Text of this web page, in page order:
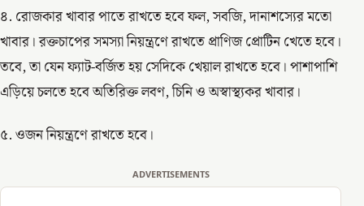
৪. রোজকার খাবার পাতে রাখতে হবে ফল, সবজি, দানাশস্যের মতো
খাবার। রক্তচাপের সমস্যা নিয়ন্ত্রণে রাখতে প্রাণিজ প্রোটিন খেতে হবে।
তবে, তা যেন ফ্যাট-বর্জিত হয় সেদিকে খেয়াল রাখতে হবে। পাশাপাশি
এড়িয়ে চলতে হবে অতিরিক্ত লবণ, চিনি ও অস্বাস্থ্যকর খাবার।
৫. ওজন নিয়ন্ত্রণে রাখতে হবে।
ADVERTISEMENTS